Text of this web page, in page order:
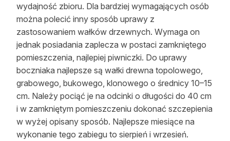
wydajność zbioru. Dla bardziej wymagających osób
można polecić inny sposób uprawy z
zastosowaniem wałków drzewnych. Wymaga on
jednak posiadania zaplecza w postaci zamkniętego
pomieszczenia, najlepiej piwniczki. Do uprawy
boczniaka najlepsze są wałki drewna topolowego,
grabowego, bukowego, klonowego o średnicy 10–15
cm. Należy pociąć je na odcinki o długości do 40 cm
i w zamkniętym pomieszczeniu dokonać szczepienia
w wyżej opisany sposób. Najlepsze miesiące na
wykonanie tego zabiegu to sierpień i wrzesień.